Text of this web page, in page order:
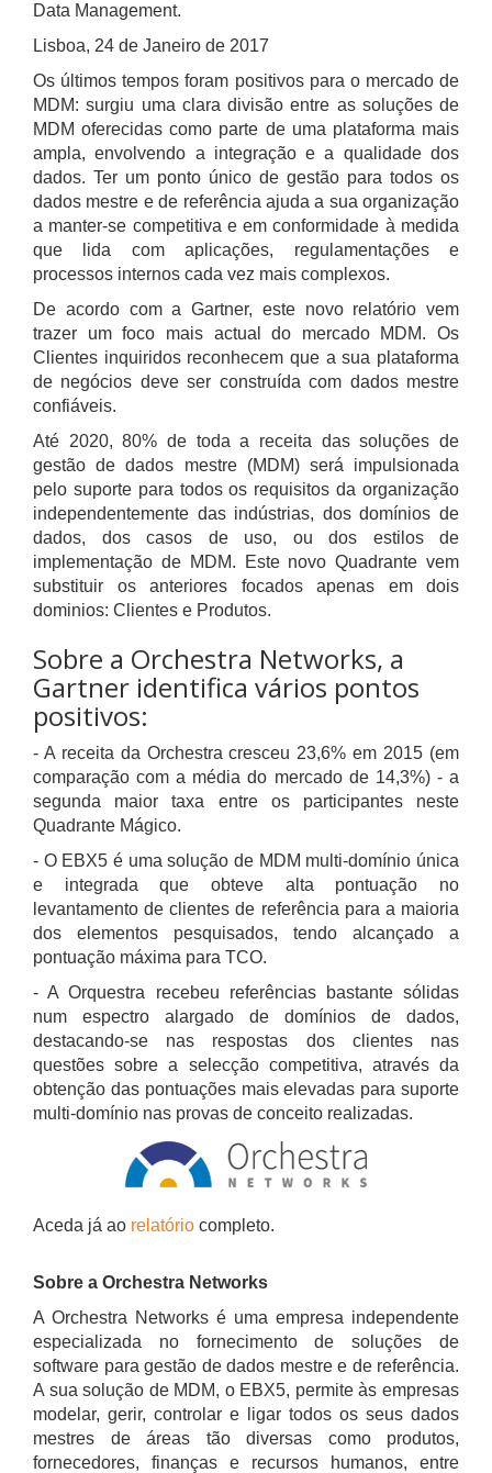
Data Management.
Lisboa, 24 de Janeiro de 2017
Os últimos tempos foram positivos para o mercado de
MDM: surgiu uma clara divisão entre as soluções de
MDM oferecidas como parte de uma plataforma mais
ampla, envolvendo a integração e a qualidade dos
dados. Ter um ponto único de gestão para todos os
dados mestre e de referência ajuda a sua organização
a manter-se competitiva e em conformidade à medida
que lida com aplicações, regulamentações e
processos internos cada vez mais complexos.
De acordo com a Gartner, este novo relatório vem
trazer um foco mais actual do mercado MDM. Os
Clientes inquiridos reconhecem que a sua plataforma
de negócios deve ser construída com dados mestre
confiáveis.
Até 2020, 80% de toda a receita das soluções de
gestão de dados mestre (MDM) será impulsionada
pelo suporte para todos os requisitos da organização
independentemente das indústrias, dos domínios de
dados, dos casos de uso, ou dos estilos de
implementação de MDM. Este novo Quadrante vem
substituir os anteriores focados apenas em dois
dominios: Clientes e Produtos.
Sobre a Orchestra Networks, a
Gartner identifica vários pontos
positivos:
- A receita da Orchestra cresceu 23,6% em 2015 (em
comparação com a média do mercado de 14,3%) - a
segunda maior taxa entre os participantes neste
Quadrante Mágico.
- O EBX5 é uma solução de MDM multi-domínio única
e integrada que obteve alta pontuação no
levantamento de clientes de referência para a maioria
dos elementos pesquisados, tendo alcançado a
pontuação máxima para TCO.
- A Orquestra recebeu referências bastante sólidas
num espectro alargado de domínios de dados,
destacando-se nas respostas dos clientes nas
questões sobre a selecção competitiva, através da
obtenção das pontuações mais elevadas para suporte
multi-domínio nas provas de conceito realizadas.
Aceda já ao relatório completo.
Sobre a Orchestra Networks
A Orchestra Networks é uma empresa independente
especializada no fornecimento de soluções de
software para gestão de dados mestre e de referência.
A sua solução de MDM, o EBX5, permite às empresas
modelar, gerir, controlar e ligar todos os seus dados
mestres de áreas tão diversas como produtos,
fornecedores, finanças e recursos humanos, entre